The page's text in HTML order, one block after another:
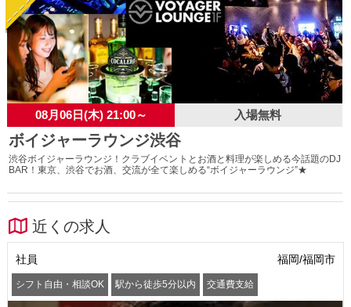
08月06日(木) 21:00～ 入場無料
ボイジャーラウンジ渋谷
渋谷ボイジャーラウンジ！クラブイベントとお酒と料理が楽しめる今話題のDJ
BAR！東京、渋谷でお酒、交流が全て楽しめる“ボイジャーラウンジ”★
近くの求人
社員 福岡/福岡市
シフト自由・相談OK 駅から徒歩5分以内 交通費支給